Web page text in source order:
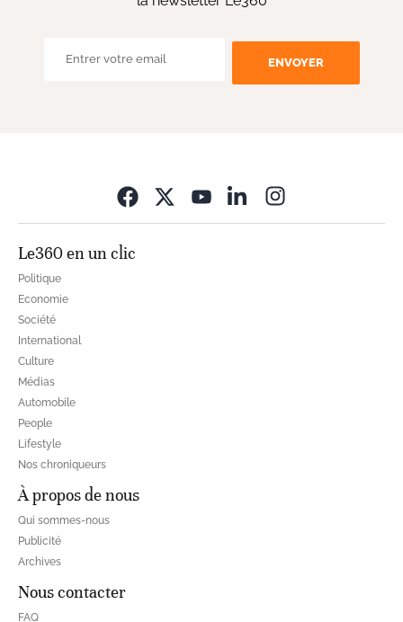
ENVOYER
Le360 en un clic
Politique
Economie
Société
International
Culture
Médias
Automobile
People
Lifestyle
Nos chroniqueurs
À propos de nous
Qui sommes-nous
Publicité
Archives
Nous contacter
FAQ